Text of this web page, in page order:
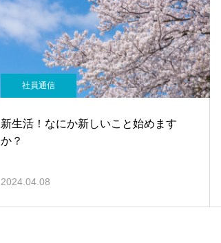
社員通信
新生活！なにか新しいこと始めます
か？
2024.04.08